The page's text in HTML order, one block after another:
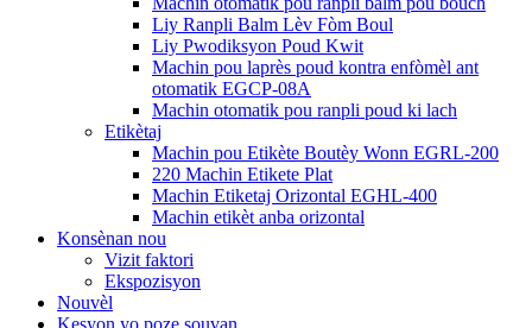
Liy Ranpli Balm Lèv Fòm Boul
Liy Pwodiksyon Poud Kwit
Machin pou laprès poud kontra enfòmèl ant
otomatik EGCP-08A
Machin otomatik pou ranpli poud ki lach
Etikètaj
Machin pou Etikète Boutèy Wonn EGRL-200
220 Machin Etikete Plat
Machin Etiketaj Orizontal EGHL-400
Machin etikèt anba orizontal
Konsènan nou
Vizit faktori
Ekspozisyon
Nouvèl
Kesyon yo poze souvan